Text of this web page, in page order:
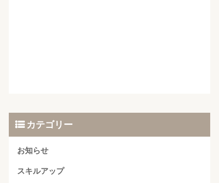
カテゴリー
お知らせ
スキルアップ